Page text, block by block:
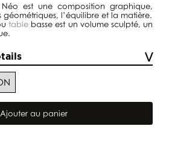
est une composition graphique,
l’équilibre et la matière.
tablebasse est un volume sculpté, un
Ajouter au panier